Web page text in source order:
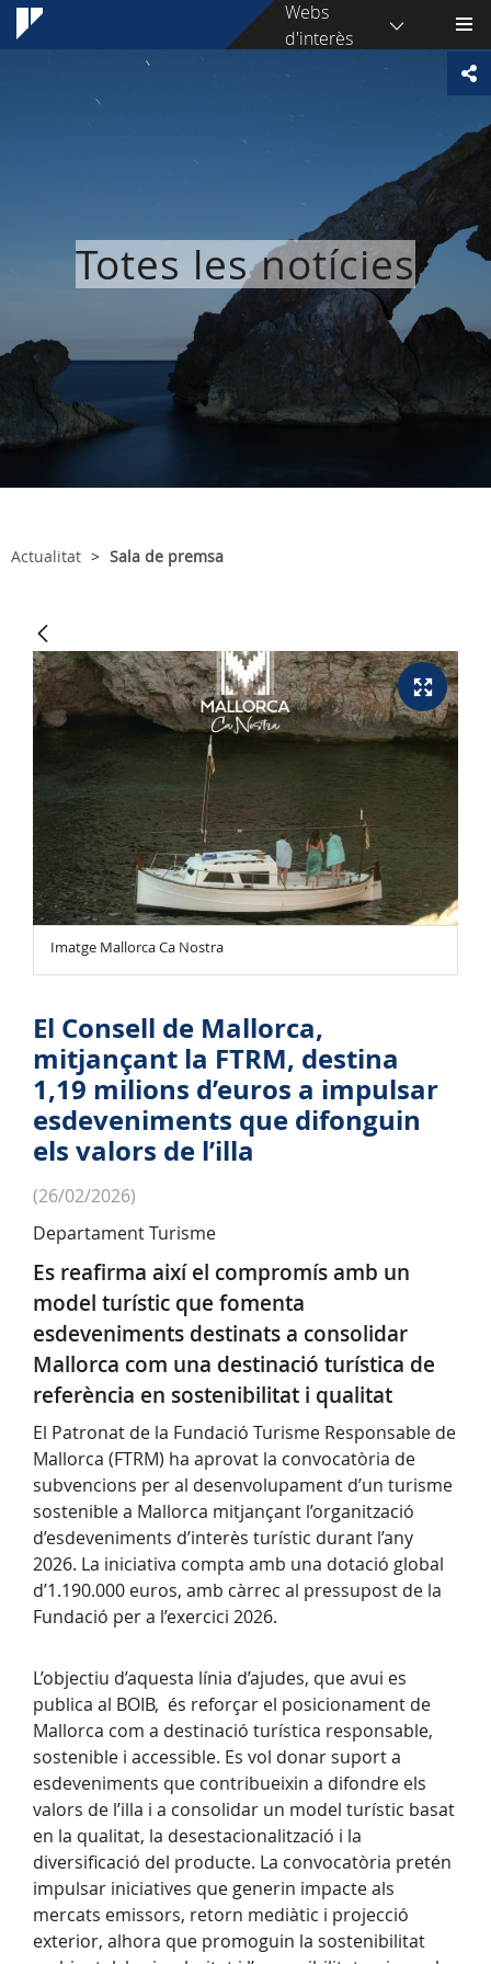
Webs
d'interès
Totes les notícies
Actualitat Sala de premsa
Imatge Mallorca Ca Nostra
El Consell de Mallorca,
mitjançant la FTRM, destina
1,19 milions d’euros a impulsar
esdeveniments que difonguin
els valors de l’illa
(26/02/2026)
Departament Turisme
Es reafirma així el compromís amb un
model turístic que fomenta
esdeveniments destinats a consolidar
Mallorca com una destinació turística de
referència en sostenibilitat i qualitat
El Patronat de la Fundació Turisme Responsable de
Mallorca (FTRM) ha aprovat la convocatòria de
subvencions per al desenvolupament d’un turisme
sostenible a Mallorca mitjançant l’organització
d’esdeveniments d’interès turístic durant l’any
2026. La iniciativa compta amb una dotació global
d’1.190.000 euros, amb càrrec al pressupost de la
Fundació per a l’exercici 2026.
L’objectiu d’aquesta línia d’ajudes, que avui es
publica al BOIB, és reforçar el posicionament de
Mallorca com a destinació turística responsable,
sostenible i accessible. Es vol donar suport a
esdeveniments que contribueixin a difondre els
valors de l’illa i a consolidar un model turístic basat
en la qualitat, la desestacionalització i la
diversificació del producte. La convocatòria pretén
impulsar iniciatives que generin impacte als
mercats emissors, retorn mediàtic i projecció
exterior, alhora que promoguin la sostenibilitat